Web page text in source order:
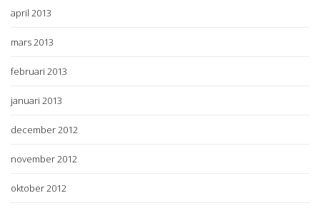
april 2013
mars 2013
februari 2013
januari 2013
december 2012
november 2012
oktober 2012